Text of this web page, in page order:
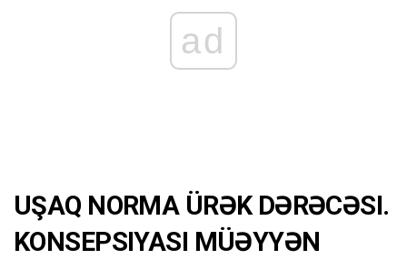
ad
UŞAQ NORMA ÜRƏK DƏRƏCƏSI.
KONSEPSIYASI MÜƏYYƏN